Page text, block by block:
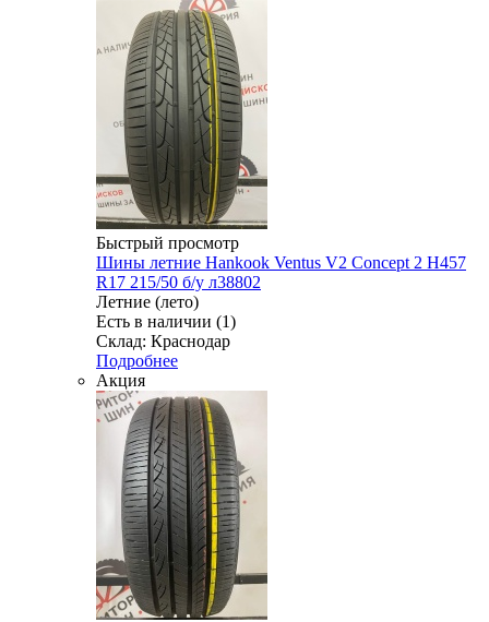
Быстрый просмотр
Шины летние Hankook Ventus V2 Concept 2 H457
R17 215/50 б/у л38802
Летние (лето)
Есть в наличии (1)
Склад: Краснодар
Подробнее
Акция